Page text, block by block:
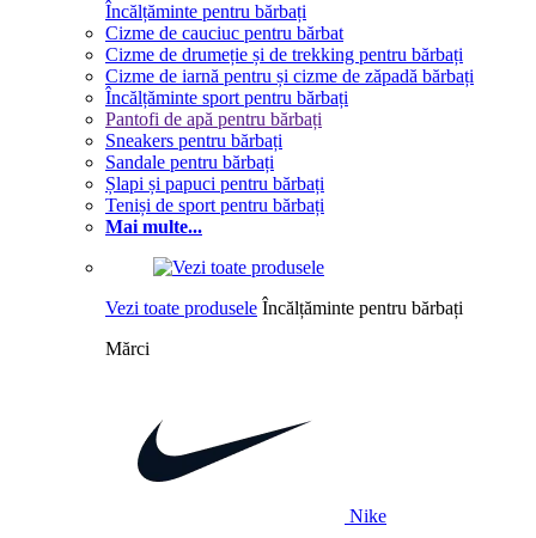
Încălțăminte pentru bărbați
Cizme de cauciuc pentru bărbat
Cizme de drumeție și de trekking pentru bărbați
Cizme de iarnă pentru și cizme de zăpadă bărbați
Încălțăminte sport pentru bărbați
Pantofi de apă pentru bărbați
Sneakers pentru bărbați
Sandale pentru bărbați
Șlapi și papuci pentru bărbați
Teniși de sport pentru bărbați
Mai multe...
Vezi toate produsele Încălțăminte pentru bărbați
Mărci
Nike